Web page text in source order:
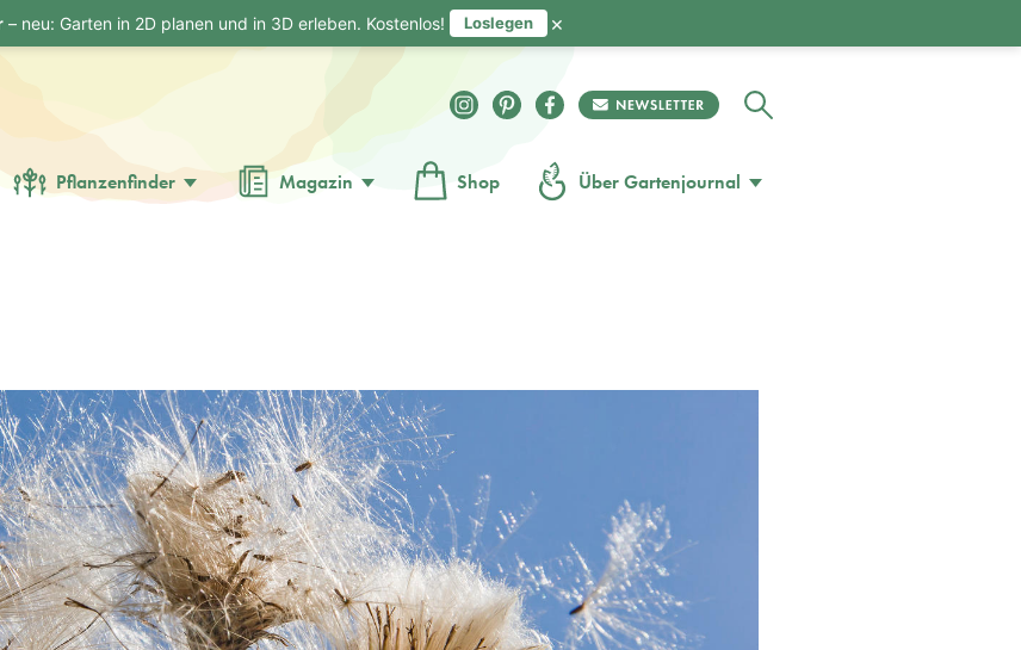
Pflanzenfinder Magazin Shop Über Gartenjournal
– neu: Garten in 2D planen und in 3D erleben. Kostenlos! Loslegen ×